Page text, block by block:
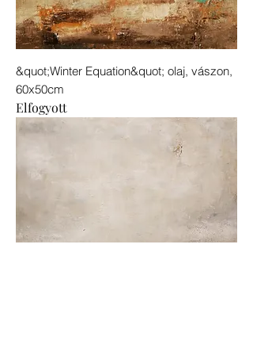
&quot;Winter Equation&quot; olaj, vászon,
60x50cm
Elfogyott